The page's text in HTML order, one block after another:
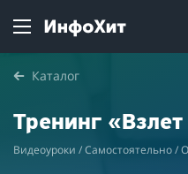
Каталог
Тренинг
Видеоуроки / Самостоятельно /